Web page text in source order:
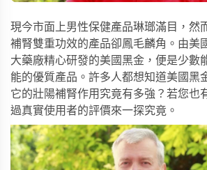
現今市面上男性保健產品琳瑯滿目，然
補腎雙重功效的產品卻鳳毛麟角。由美
大藥廠精心研發的美國黑金 ，便是少數
能的優質產品。許多人都想知道美國黑
它的壯陽補腎作用究竟有多強？若您也
過真實使用者的評價來一探究竟。